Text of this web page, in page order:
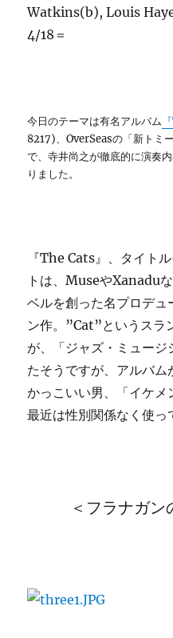
Watkins(b), Louis
4/18＝
今日のテーマは有名アルバム
8217)、OverSeasの「新トミ
で、寺井尚之が徹底的に演奏
りました。
『The Cats』、タイト
トは、MuseやXanadu
ベルを創った名プロデ
ン作。”Cat”というスラ
が、「ジャズ・ミュー
たそうですが、アルバム
かっこいい男、「イケメ
最近は性別関係なく使っ
＜フラナガン